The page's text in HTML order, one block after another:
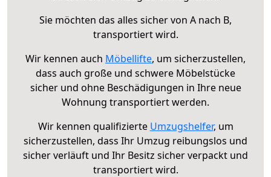
Sie möchten das alles sicher von A nach B,
transportiert wird.
Wir kennen auch Möbellifte, um sicherzustellen,
dass auch große und schwere Möbelstücke
sicher und ohne Beschädigungen in Ihre neue
Wohnung transportiert werden.
Wir kennen qualifizierte Umzugshelfer, um
sicherzustellen, dass Ihr Umzug reibungslos und
sicher verläuft und Ihr Besitz sicher verpackt und
transportiert wird.